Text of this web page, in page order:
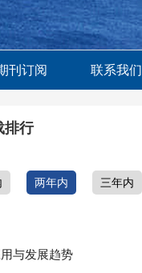
刊订阅 联系我们
排行
两年内 三年内
与发展趋势